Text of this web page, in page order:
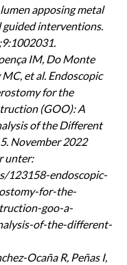
apposing metal
interventions.
IM, Do Monte
et al. Endoscopic
for the
(GOO): A
of the Different
November 2022
unter:
123158-endoscopic-
for-the-
goo-a-
of-the-different-
Ocaña R, Peñas I,